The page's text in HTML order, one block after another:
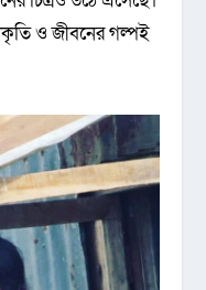
ও জীবনের গল্পই